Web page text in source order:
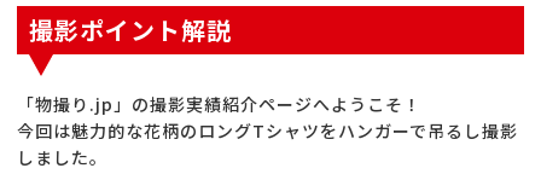
撮影ポイント解説
「物撮り.jp」の撮影実績紹介ページへようこそ！
今回は魅力的な花柄のロングTシャツをハンガーで吊るし撮影
しました。